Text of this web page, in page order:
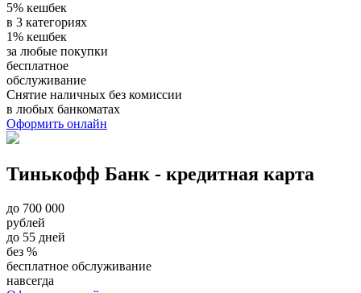
5% кешбек
в 3 категориях
1% кешбек
за любые покупки
бесплатное
обслуживание
Снятие наличных без комиссии
в любых банкоматах
Оформить онлайн
Тинькофф Банк - кредитная карта
до 700 000
рублей
до 55 дней
без %
бесплатное обслуживание
навсегда